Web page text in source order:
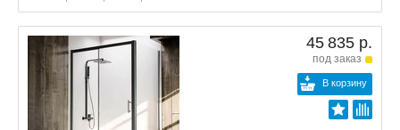
45 835 р.
под заказ
В корзину